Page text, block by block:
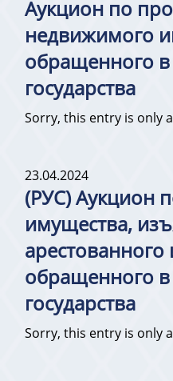
Аукцион по
недвижимого
обращенного
государства
Sorry, this entry is only
23.04.2024
(РУС) Аукцион
имущества,
арестованного
обращенного
государства
Sorry, this entry is only